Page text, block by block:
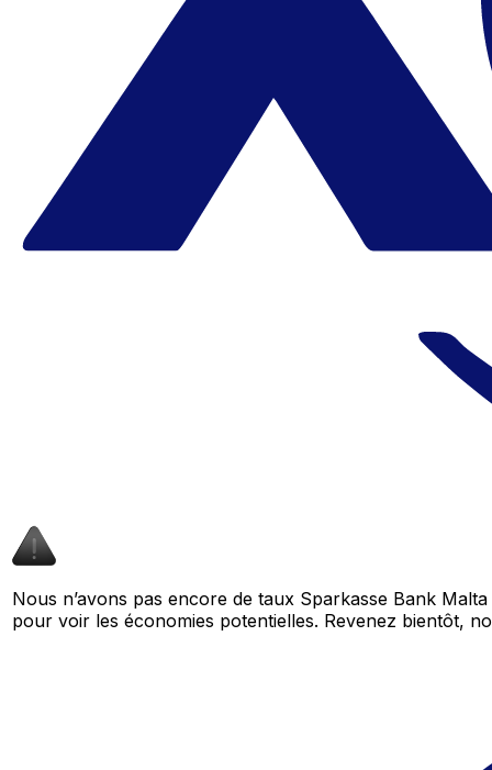
Nous n’avons pas encore de taux Sparkasse Bank
pour voir les économies potentielles. Revenez bientôt,